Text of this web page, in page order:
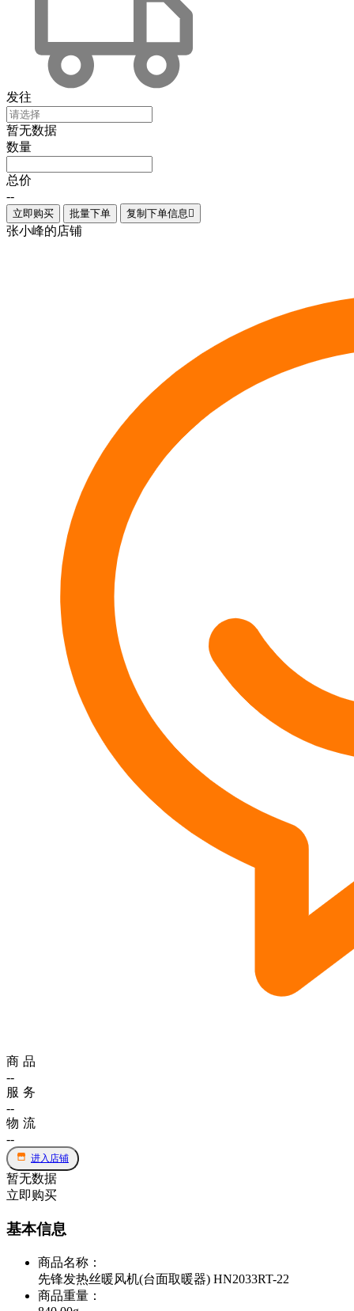
发往
暂无数据
数量
总价
--
立即购买 批量下单 复制下单信息 
张小峰的店铺
商品
--
服务
--
物流
--
进入店铺
暂无数据
立即购买
基本信息
商品名称 ：
先锋发热丝暖风机(台面取暖器) HN2033RT-22
商品重量 ：